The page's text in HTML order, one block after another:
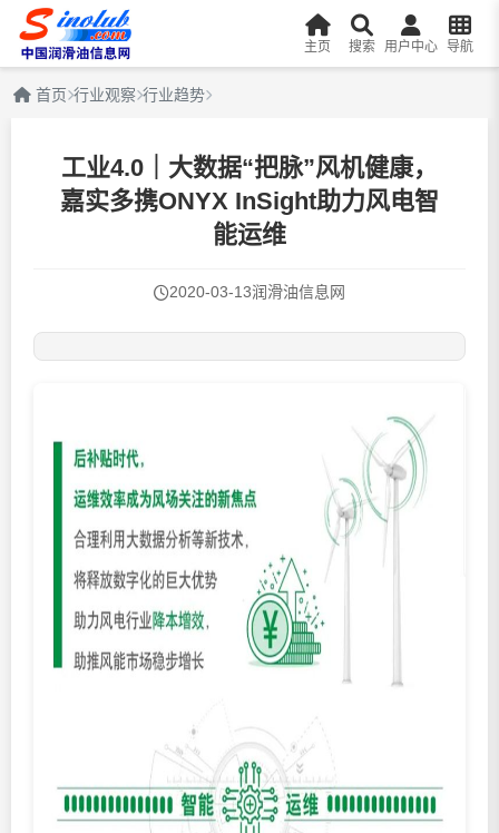
主页 搜索 用户中心 导航
首页 行业观察 行业趋势
工业4.0｜大数据“把脉”风机健康，
嘉实多携ONYX InSight助力风电智
能运维
2020-03-13润滑油信息网